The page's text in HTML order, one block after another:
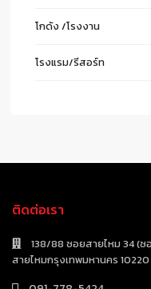
โกดัง /โรงงาน
โรงแรม/รีสอร์ท
ติดต่อเรา
138/88 ซอยสายไหม 34 (
สายไหมกรุงเทพมหานคร 10220